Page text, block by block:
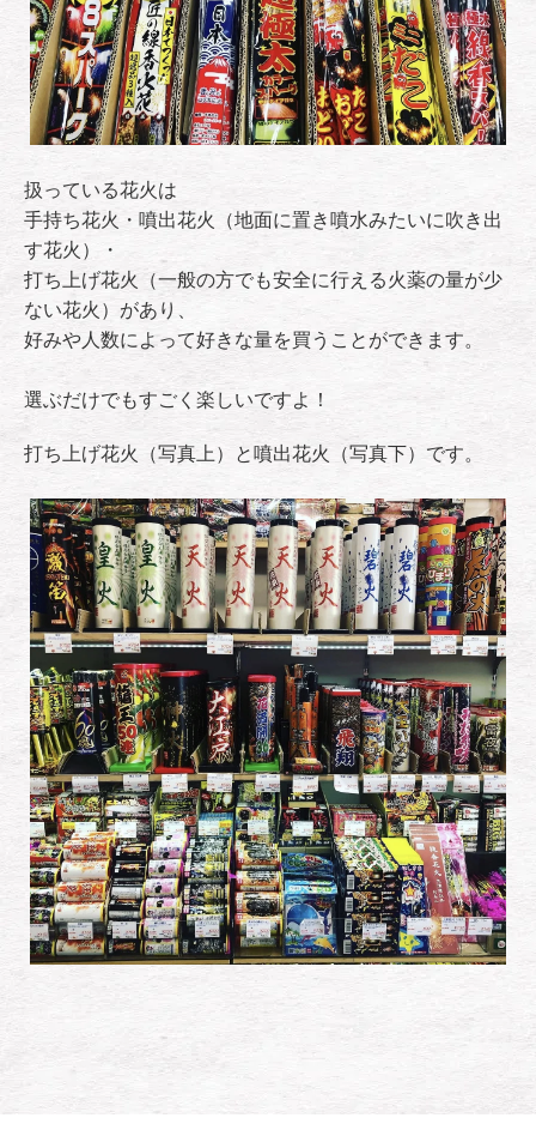
扱っている花火は
手持ち花火・噴出花火（地面に置き噴水みたいに吹き出
す花火）・
打ち上げ花火（一般の方でも安全に行える火薬の量が少
ない花火）があり、
好みや人数によって好きな量を買うことができます。
選ぶだけでもすごく楽しいですよ！
打ち上げ花火（写真上）と噴出花火（写真下）です。